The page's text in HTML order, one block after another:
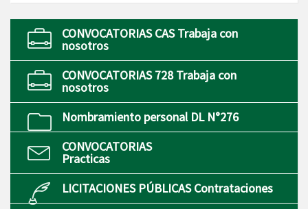
CONVOCATORIAS CAS Trabaja con
nosotros
CONVOCATORIAS 728 Trabaja con
nosotros
Nombramiento personal DL N°276
CONVOCATORIAS
Practicas
LICITACIONES PÚBLICAS Contrataciones